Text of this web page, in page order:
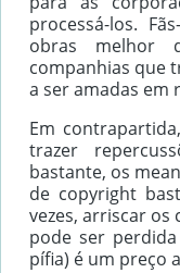
processá-los.
obras melhor
companhias que
a ser amadas em
Em
trazer
bastante, os
de copyright
vezes, arriscar os
pode ser
pífia) é um preço